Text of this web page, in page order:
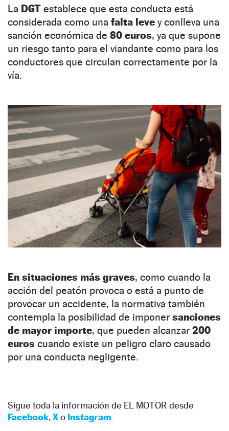
La DGT establece que esta conducta está
considerada como una falta leve y conlleva una
sanción económica de 80 euros, ya que supone
un riesgo tanto para el viandante como para los
conductores que circulan correctamente por la
vía.
En situaciones más graves, como cuando la
acción del peatón provoca o está a punto de
provocar un accidente, la normativa también
contempla la posibilidad de imponer sanciones
de mayor importe, que pueden alcanzar 200
euros cuando existe un peligro claro causado
por una conducta negligente.
Sigue toda la información de EL MOTOR desde
Facebook, Xo Instagram